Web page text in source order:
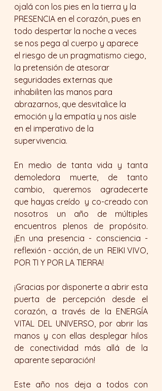
ojalá con los pies en la tierra y la
PRESENCIA en el corazón, pues en
todo despertar la noche a veces
se nos pega al cuerpo y aparece
el riesgo de un pragmatismo ciego,
la pretensión de atesorar
seguridades externas que
inhabiliten las manos para
abrazarnos, que desvitalice la
emoción y la empatía y nos aisle
en el imperativo de la
supervivencia.
En medio de tanta vida y tanta
demoledora muerte, de tanto
cambio, queremos agradecerte
que hayas creído  y co-creado con
nosotros un año de múltiples
encuentros plenos de propósito.
¡En una presencia - consciencia -
reflexión - acción, de un  REIKI VIVO,
POR TI Y POR LA TIERRA!
¡Gracias por disponerte a abrir esta
puerta de percepción desde el
corazón, a través de la ENERGÍA
VITAL DEL UNIVERSO, por abrir las
manos y con ellas desplegar hilos
de conectividad más allá de la
aparente separación!
Este año nos deja a todos con